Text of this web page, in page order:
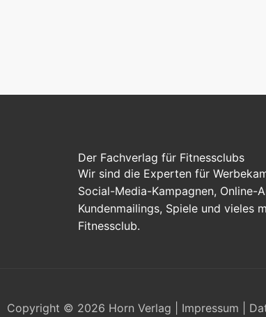
Der Fachverlag für Fitnessclubs
Wir sind die Experten für
Social-Media-Kampagnen, Online-
Kundenmailings, Spiele und vieles
Fitnessclub.
Copyright © 2026 Horn Verlag | Impressum